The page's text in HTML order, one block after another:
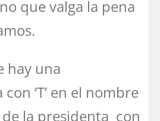
que valga la pena
hay una
‘T’ en el nombre
de la presidenta con